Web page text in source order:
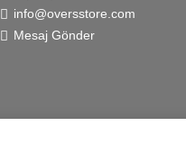
info@oversstore.com
Mesaj Gönder